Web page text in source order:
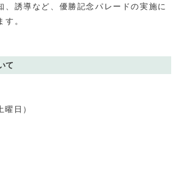
誘導など、優勝記念パレードの実施に
す。
て
日）